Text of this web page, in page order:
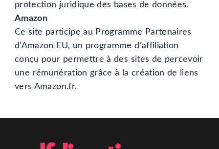
protection juridique des bases de données.
Amazon
Ce site participe au Programme Partenaires
d’Amazon EU, un programme d’affiliation
conçu pour permettre à des sites de percevoir
une rémunération grâce à la création de liens
vers Amazon.fr.